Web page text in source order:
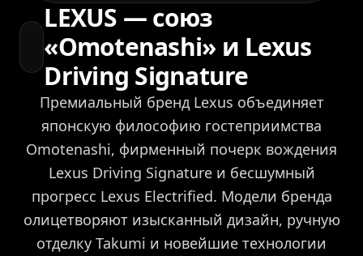
LEXUS — союз
«Omotenashi» и Lexus
Driving Signature
Премиальный бренд Lexus объединяет
японскую философию гостеприимства
Omotenashi, фирменный почерк вождения
Lexus Driving Signature и бесшумный
прогресс Lexus Electrified. Модели бренда
олицетворяют изысканный дизайн, ручную
отделку Takumi и новейшие технологии